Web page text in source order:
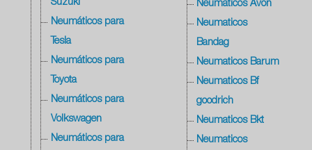
Suzuki
Neumáticos para
Tesla
Neumáticos para
Toyota
Neumáticos para
Volkswagen
Neumáticos para
Neumaticos Avon
Neumaticos
Bandag
Neumaticos Barum
Neumaticos Bf
goodrich
Neumaticos Bkt
Neumaticos